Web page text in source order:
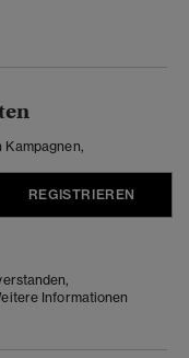
Kampagnen,
REGISTRIEREN
Informationen